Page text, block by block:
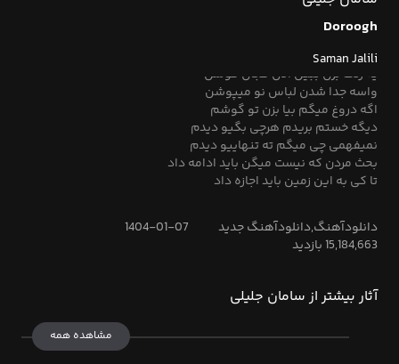
Doroogh
Saman Jalili
شاید از این خوشت نیاد ولی از من به تو
واسه ی بد شدن همگی ماهریم
چقدر مردن برات قسم خوردن برات
یه زنگ بزن ببین الان کجان کوشن
واسه جدا شدن لباس نو میپوشن
اگه دروغ میگم بیا بزن تو گوشم
دیگه خستم بریدم هرچی بگیو دیدم
نمیفهمی چی میگم ته تنهاییو دیدم
بحث مردن که نیست میگن باید ادامه داد
تا کی به این زمین باید اجازه داد
دانلودآهنگ,دانلودآهنگ جدید
1404-01-07
15,184,663 بازدید
آثار بیشتر از سامان جلیلی
مشاهده همه